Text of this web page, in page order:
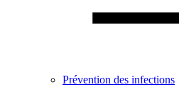
Prévention des infections